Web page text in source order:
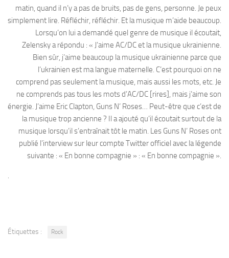
matin, quand il n’y a pas de bruits, pas de gens, personne. Je peux
simplement lire. Réfléchir, réfléchir. Et la musique m’aide beaucoup.
Lorsqu’on lui a demandé quel genre de musique il écoutait,
Zelensky a répondu : « J’aime AC/DC et la musique ukrainienne.
Bien sûr, j’aime beaucoup la musique ukrainienne parce que
l’ukrainien est ma langue maternelle. C’est pourquoi on ne
comprend pas seulement la musique, mais aussi les mots, etc. Je
ne comprends pas tous les mots d’AC/DC [rires], mais j’aime son
énergie. J’aime Eric Clapton, Guns N’ Roses… Peut-être que c’est de
la musique trop ancienne ? Il a ajouté qu’il écoutait surtout de la
musique lorsqu’il s’entraînait tôt le matin. Les Guns N’ Roses ont
publié l’interview sur leur compte Twitter officiel avec la légende
suivante : « En bonne compagnie » : « En bonne compagnie ».
.
Étiquettes : Rock